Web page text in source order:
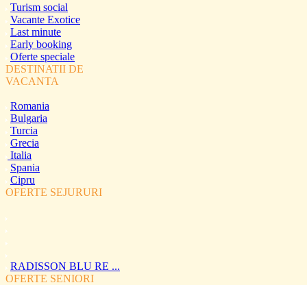
Turism social
Vacante Exotice
Last minute
Early booking
Oferte speciale
DESTINATII DE
VACANTA
Romania
Bulgaria
Turcia
Grecia
Italia
Spania
Cipru
OFERTE SEJURURI
RADISSON BLU RE ...
OFERTE SENIORI